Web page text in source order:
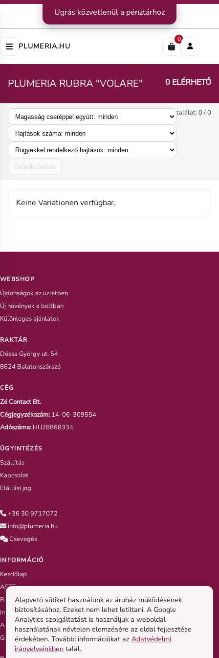
Kapcsolat|Szállítás|Fizetési módok
PLUMERIA.HU
0
PLUMERIA RUBRA "VOLARE" 0 ELÉRHETŐ
Szűrők törlése
találat: 0 / 0
Keine Variationen verfügbar.
WEBSHOP
Újdonságok az üzletben
Új növények a boltban
Különleges ajánlatok
RAKTÁR
Dózsa György ut. 54
8624 Balatonszárszó
CÉG
Zé Contact Bt.
Cégjegyzékszám: 14-06-309554
Adószáma: HU28868334
ÜGYINTÉZÉS
Szállítás
Kapcsolat
Elállási jog
+36 30 9717072
info@plumeria.hu
Csevegés
INFORMÁCIÓ
Kezdőlap
ASZF
Rólunk
Impresszum
Adatvédelem
G.Y.I.K
Ugrás közvetlenül a pénztárhoz
Alapvető sütiket használunk az áruház működésének
biztosításához. Ezeket nem lehet letiltani. A Google
Analytics szolgáltatást is használjuk a weboldal
használatának névtelen elemzésére az oldal fejlesztése
érdekében. További információkat az Adatvédelmi
irányelveinkben talál.